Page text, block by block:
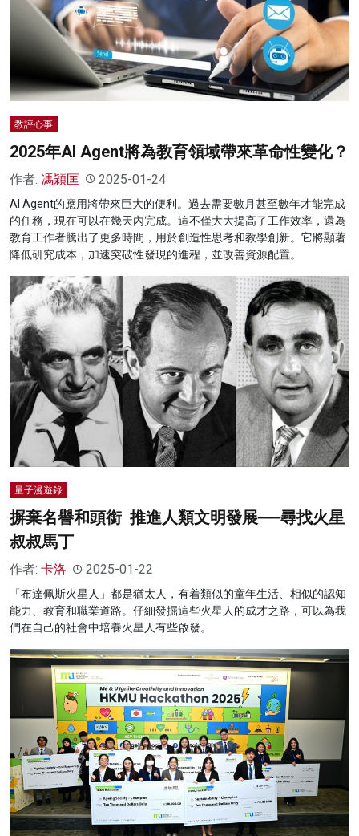
教評心事
2025年AI Agent將為教育領域帶來革命性變化？
作者: 馮穎匡 2025-01-24
AI Agent的應用將帶來巨大的便利。過去需要數月甚至數年才能完成
的任務，現在可以在幾天內完成。這不僅大大提高了工作效率，還為
教育工作者騰出了更多時間，用於創造性思考和教學創新。它將顯著
降低研究成本，加速突破性發現的進程，並改善資源配置。
量子漫遊錄
摒棄名譽和頭銜 推進人類文明發展──尋找火星
叔叔馬丁
作者: 卡洛 2025-01-22
「布達佩斯火星人」都是猶太人，有着類似的童年生活、相似的認知
能力、教育和職業道路。仔細發掘這些火星人的成才之路，可以為我
們在自己的社會中培養火星人有些啟發。